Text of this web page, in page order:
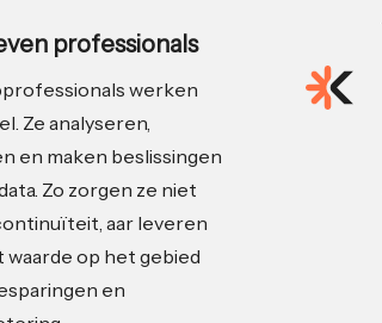
professionals
werken
Ze analyseren,
en maken beslissingen
Zo zorgen ze niet
aar leveren
waarde op het gebied
en